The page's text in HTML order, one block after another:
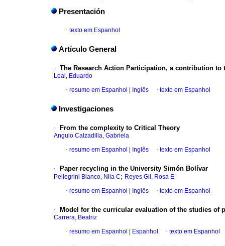
Presentación
· texto em Espanhol
Artículo General
· The Research Action Participation, a contribution
Leal, Eduardo
· resumo em Espanhol Inglês · texto em Espanhol
Investigaciones
· From the complexity to Critical Theory
Angulo Calzadilla, Gabriela
· resumo em Espanhol Inglês · texto em Espanhol
· Paper recycling in the University Simón Bolívar
Pellegrini Blanco, Nila C; Reyes Gil, Rosa E
· resumo em Espanhol Inglês · texto em Espanhol
· Model for the curricular evaluation of the studies of
Carrera, Beatriz
· resumo em Espanhol Espanhol · texto em Espanhol